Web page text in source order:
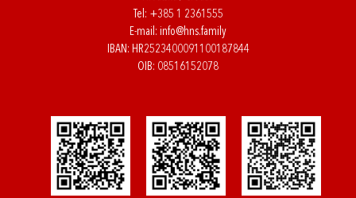
Tel: +385 1 2361555
E-mail: info@hns.family
IBAN: HR2523400091100187844
OIB: 08516152078